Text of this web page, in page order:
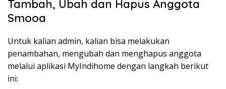
Tambah, Ubah dan Hapus Anggota
Smooa
Untuk kalian admin, kalian bisa melakukan
penambahan, mengubah dan menghapus anggota
melalui aplikasi MyIndihome dengan langkah berikut
ini: